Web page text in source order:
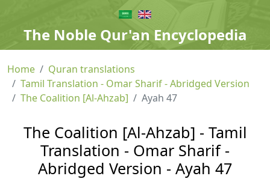
The Noble Qur'an Encyclopedia
Home
Quran translations
Tamil Translation - Omar Sharif - Abridged Version
The Coalition [Al-Ahzab]
Ayah 47
The Coalition [Al-Ahzab] - Tamil
Translation - Omar Sharif -
Abridged Version - Ayah 47